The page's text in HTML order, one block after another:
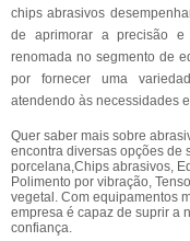
chips abrasivos
de aprimorar a precisão e
renomada no segmento de
por fornecer uma
atendendo às necessidades
Quer saber mais sobre
encontra diversas opções de
porcelana,Chips abrasivos,
Polimento por vibração,
vegetal. Com equipamentos
empresa é capaz de suprir a
confiança.